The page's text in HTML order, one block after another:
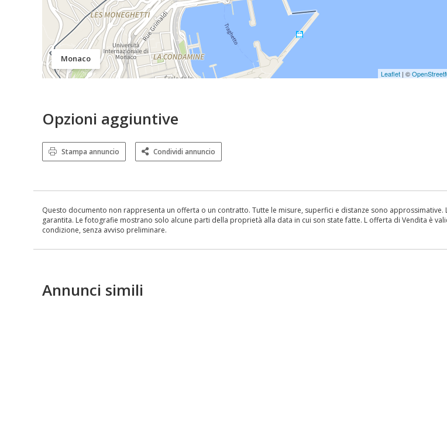
Monaco
Leaflet | ©
Opzioni aggiuntive
Stampa annuncio Condividi annuncio
Questo documento non rappresenta un offerta o un contratto. Tutte le misure, superfici e distanze sono
garantita. Le fotografie mostrano solo alcune parti della proprietà alla data in cui son state fatte. L offerta di Vendita è
condizione, senza avviso preliminare.
Annunci simili